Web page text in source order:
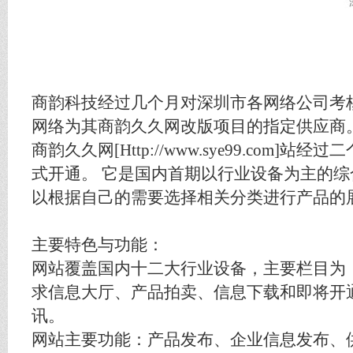
商韵科技经过几个月对深圳市各网络公司
网络为其商韵久久网改版项目的指定供应商
商韵久久网[Http://www.sye99.com]站经过
式开通。 它是国内首期以行业设备为主的
以根据自己的需要选择相关分类进行产品
主要特色与功能：
网站覆盖国内十二大行业设备，主要栏目
求信息大厅、产品拍卖、信息下载和即将
讯。
网站主要功能：产品发布、企业信息发布